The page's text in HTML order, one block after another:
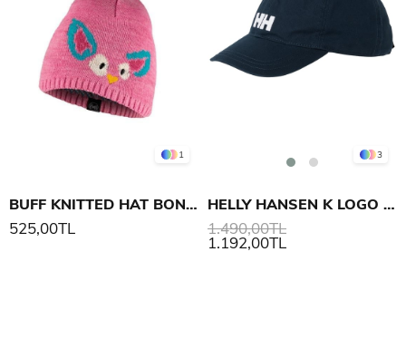
1
BUFF KNITTED HAT BONKY ANITA
525,00TL
3
HELLY HANSEN K LOGO ŞAPKA
1.192,00TL
1.490,00TL